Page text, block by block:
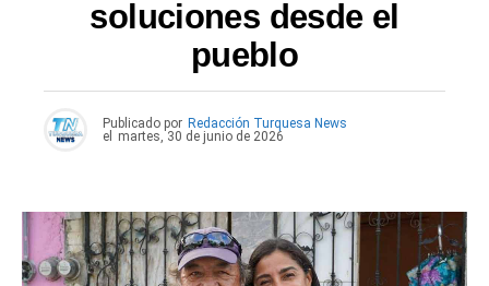
soluciones desde el
pueblo
Publicado por Redacción Turquesa News
el
martes, 30 de junio de 2026